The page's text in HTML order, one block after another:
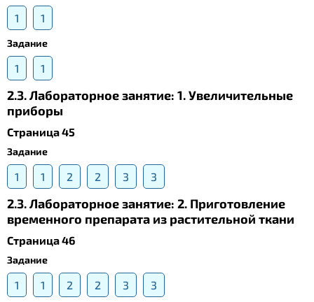
1 1
Задание
1 1
2.3. Лабораторное занятие: 1. Увеличительные
приборы
Страница 45
Задание
1 1 2 2 3 3
2.3. Лабораторное занятие: 2. Приготовление
временного препарата из растительной ткани
Страница 46
Задание
1 1 2 2 3 3